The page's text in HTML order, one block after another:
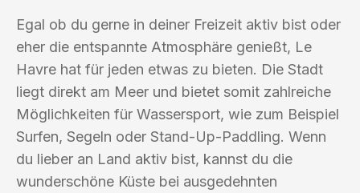
Egal ob du gerne in deiner Freizeit aktiv bist oder
eher die entspannte Atmosphäre genießt, Le
Havre hat für jeden etwas zu bieten. Die Stadt
liegt direkt am Meer und bietet somit zahlreiche
Möglichkeiten für Wassersport, wie zum Beispiel
Surfen, Segeln oder Stand-Up-Paddling. Wenn
du lieber an Land aktiv bist, kannst du die
wunderschöne Küste bei ausgedehnten